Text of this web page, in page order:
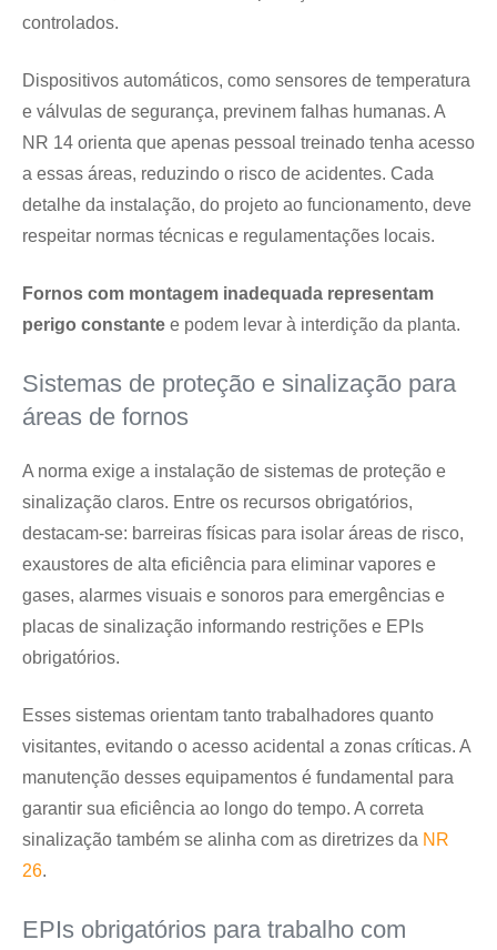
controlados.
Dispositivos automáticos, como sensores de temperatura
e válvulas de segurança, previnem falhas humanas. A
NR 14 orienta que apenas pessoal treinado tenha acesso
a essas áreas, reduzindo o risco de acidentes. Cada
detalhe da instalação, do projeto ao funcionamento, deve
respeitar normas técnicas e regulamentações locais.
Fornos com montagem inadequada representam
perigo constante e podem levar à interdição da planta.
Sistemas de proteção e sinalização para
áreas de fornos
A norma exige a instalação de sistemas de proteção e
sinalização claros. Entre os recursos obrigatórios,
destacam-se: barreiras físicas para isolar áreas de risco,
exaustores de alta eficiência para eliminar vapores e
gases, alarmes visuais e sonoros para emergências e
placas de sinalização informando restrições e EPIs
obrigatórios.
Esses sistemas orientam tanto trabalhadores quanto
visitantes, evitando o acesso acidental a zonas críticas. A
manutenção desses equipamentos é fundamental para
garantir sua eficiência ao longo do tempo. A correta
sinalização também se alinha com as diretrizes da NR
26.
EPIs obrigatórios para trabalho com